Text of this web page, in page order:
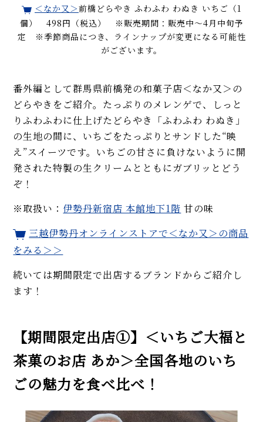
＜なか又＞前橋どらやき ふわふわ わぬき いちご（1
個） 498円（税込） ※販売期間：販売中～4月中旬予
定 ※季節商品につき、ラインナップが変更になる可能性
がございます。
番外編として群馬県前橋発の和菓子店＜なか又＞の
どらやきをご紹介。たっぷりのメレンゲで、しっと
りふわふわに仕上げたどらやき「ふわふわ わぬき」
の生地の間に、いちごをたっぷりとサンドした“映
え”スイーツです。いちごの甘さに負けないように開
発された特製の生クリームとともにガブリッとどう
ぞ！
※取扱い： 伊勢丹新宿店 本館地下1階 甘の味
三越伊勢丹オンラインストアで＜なか又＞の商品
をみる＞＞
続いては期間限定で出店するブランドからご紹介し
ます！
【期間限定出店①】＜いちご大福と
茶菓のお店 あか＞全国各地のいち
ごの魅力を食べ比べ！